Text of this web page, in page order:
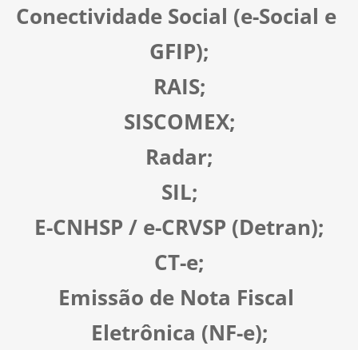
Conectividade Social (e-Social e
GFIP);
RAIS;
SISCOMEX;
Radar;
SIL;
E-CNHSP / e-CRVSP (Detran);
CT-e;
Emissão de Nota Fiscal
Eletrônica (NF-e);